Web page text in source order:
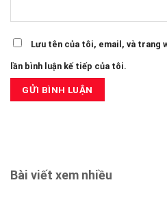
Lưu tên của tôi, email, và trang
lần bình luận kế tiếp của tôi.
Bài viết xem nhiều